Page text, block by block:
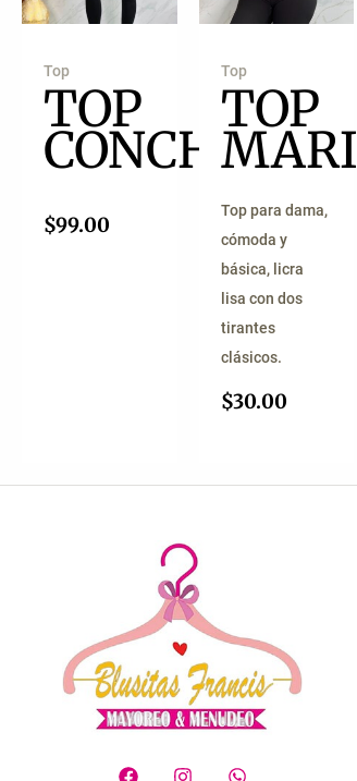
Top
TOP
CONCHAS
$99.00
Top
TOP
MARI
Top para dama,
cómoda y
básica, licra
lisa con dos
tirantes
clásicos.
$30.00
F
I
W